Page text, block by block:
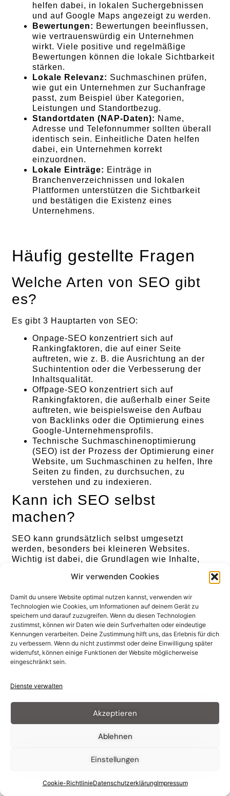
Wir verwenden Cookies
Damit du unsere Website optimal nutzen kannst, verwenden wir
Technologien wie Cookies, um Informationen auf deinem Gerät zu
speichern und darauf zuzugreifen. Wenn du diesen Technologien
zustimmst, können wir Daten wie dein Surfverhalten oder eindeutige
Kennungen verarbeiten. Deine Zustimmung hilft uns, das Erlebnis für dich
zu verbessern. Wenn du nicht zustimmst oder deine Einwilligung später
widerrufst, können einige Funktionen der Website möglicherweise
eingeschränkt sein.
Dienste verwalten
Akzeptieren
Ablehnen
Einstellungen
Cookie-RichtlinieDatenschutz­erklärungImpressum
helfen dabei, in lokalen Suchergebnissen
und auf Google Maps angezeigt zu werden.
Bewertungen: Bewertungen beeinflussen,
wie vertrauenswürdig ein Unternehmen
wirkt. Viele positive und regelmäßige
Bewertungen können die lokale Sichtbarkeit
stärken.
Lokale Relevanz: Suchmaschinen prüfen,
wie gut ein Unternehmen zur Suchanfrage
passt, zum Beispiel über Kategorien,
Leistungen und Standortbezug.
Standortdaten (NAP-Daten): Name,
Adresse und Telefonnummer sollten überall
identisch sein. Einheitliche Daten helfen
dabei, ein Unternehmen korrekt
einzuordnen.
Lokale Einträge: Einträge in
Branchenverzeichnissen und lokalen
Plattformen unterstützen die Sichtbarkeit
und bestätigen die Existenz eines
Unternehmens.
Häufig gestellte Fragen
Welche Arten von SEO gibt
es?
Es gibt 3 Hauptarten von SEO:
Onpage-SEO konzentriert sich auf
Rankingfaktoren, die auf einer Seite
auftreten, wie z. B. die Ausrichtung an der
Suchintention oder die Verbesserung der
Inhaltsqualität.
Offpage-SEO konzentriert sich auf
Rankingfaktoren, die außerhalb einer Seite
auftreten, wie beispielsweise den Aufbau
von Backlinks oder die Optimierung eines
Google-Unternehmensprofils.
Technische Suchmaschinenoptimierung
(SEO) ist der Prozess der Optimierung einer
Website, um Suchmaschinen zu helfen, Ihre
Seiten zu finden, zu durchsuchen, zu
verstehen und zu indexieren.
Kann ich SEO selbst
machen?
SEO kann grundsätzlich selbst umgesetzt
werden, besonders bei kleineren Websites.
Wichtig ist dabei, die Grundlagen wie Inhalte,
Wie lange dauert SEO?
SEO zeigt in der Regel keine sofortigen
Ergebnisse. Erste Veränderungen sind oft nach
einigen Wochen sichtbar, stabile Ergebnisse
entstehen meist über mehrere Monate.
Ist es schwer SEO zu
lernen?
Die Grundlagen sind gut verständlich, während
tiefere Strategien mehr Zeit und Erfahrung
erfordern. SEO ist ein umfangreiches Thema, weil
mehrere Bereiche wie Inhalte, Technik und
Wird SEO durch KI ersetzt?
KI verändert die Suche und unterstützt bei der